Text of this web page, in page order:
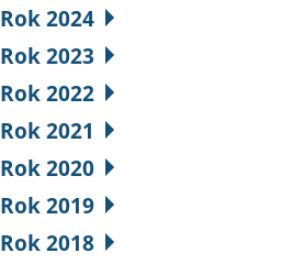
Rok 2024
Rok 2023
Rok 2022
Rok 2021
Rok 2020
Rok 2019
Rok 2018